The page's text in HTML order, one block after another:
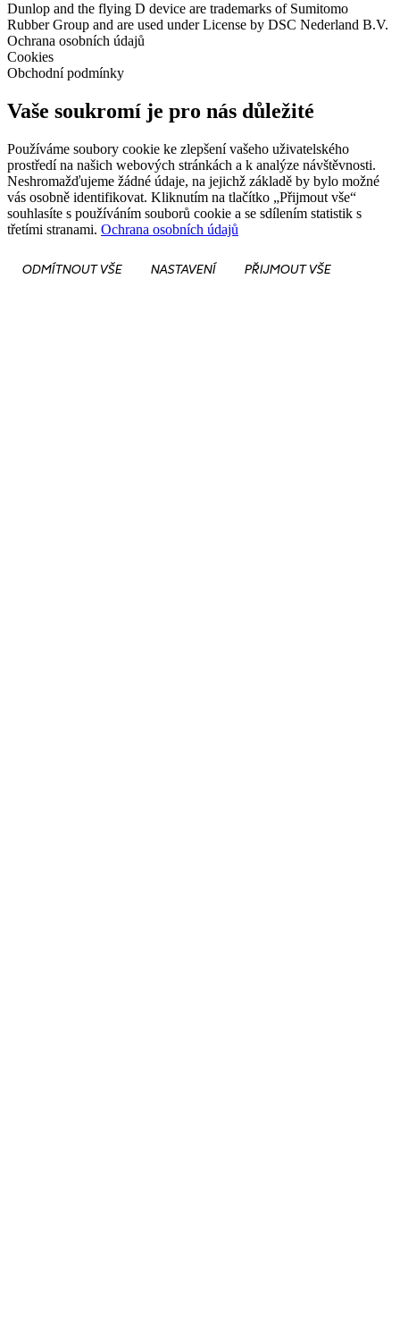
Dunlop and the flying D device are trademarks of Sumitomo
Rubber Group and are used under License by DSC Nederland B.V.
Ochrana osobních údajů
Cookies
Obchodní podmínky
Vaše soukromí je pro nás důležité
Používáme soubory cookie ke zlepšení vašeho uživatelského
prostředí na našich webových stránkách a k analýze návštěvnosti.
Neshromažďujeme žádné údaje, na jejichž základě by bylo možné
vás osobně identifikovat. Kliknutím na tlačítko „Přijmout vše“
souhlasíte s používáním souborů cookie a se sdílením statistik s
třetími stranami. Ochrana osobních údajů
ODMÍTNOUT VŠE NASTAVENÍ PŘIJMOUT VŠE